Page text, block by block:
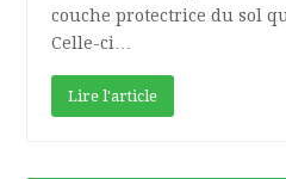
couche protectrice du sol
Celle-ci…
Lire l'article